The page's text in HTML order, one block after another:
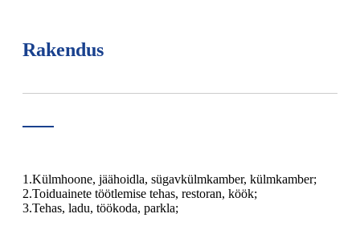
Rakendus
1.Külmhoone, jäähoidla, sügavkülmkamber, külmkamber;
2.Toiduainete töötlemise tehas, restoran, köök;
3.Tehas, ladu, töökoda, parkla;